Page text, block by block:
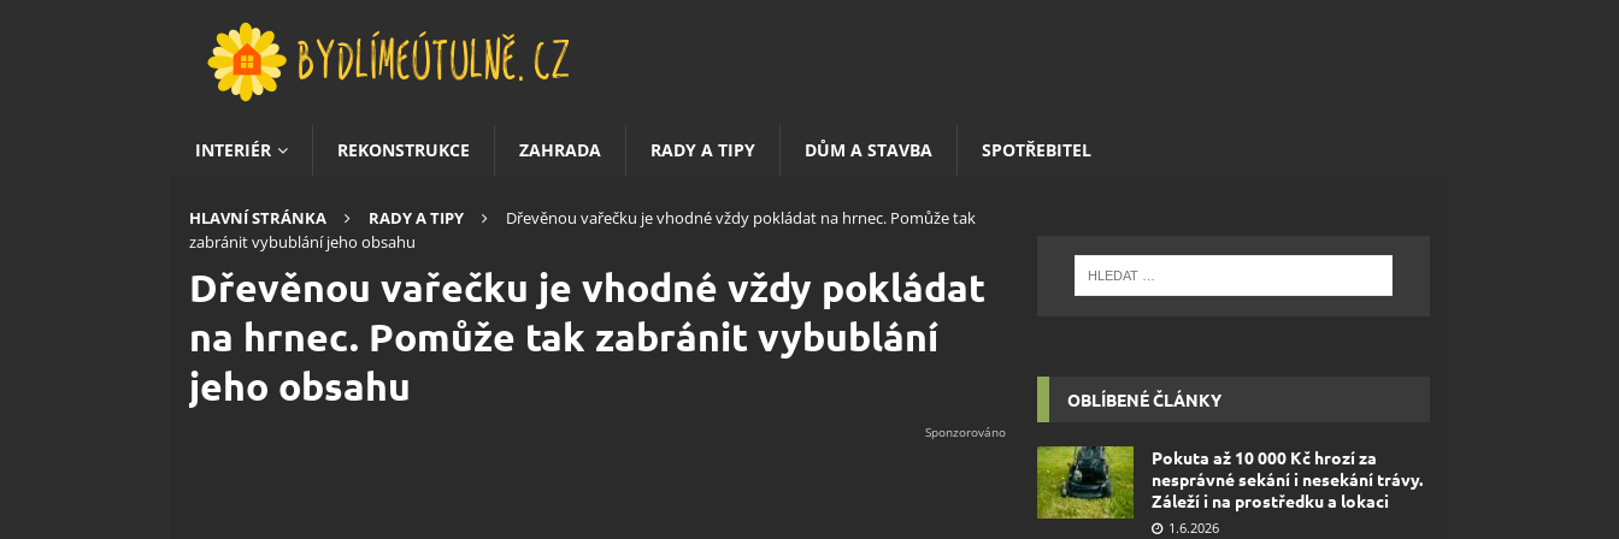
INTERIÉR REKONSTRUKCE ZAHRADA RADY A TIPY DŮM A STAVBA SPOTŘEBITEL
HLAVNÍ STRÁNKA RADY A TIPY
Dřevěnou vařečku je vhodné vždy pokládat na hrnec. Pomůže tak
zabránit vybublání jeho obsahu
Dřevěnou vařečku je vhodné vždy pokládat
na hrnec. Pomůže tak zabránit vybublání
jeho obsahu
OBLÍBENÉ ČLÁNKY
Pokuta až 10 000 Kč hrozí za
nesprávné sekání i nesekání trávy.
Záleží i na prostředku a lokaci
1.6.2026